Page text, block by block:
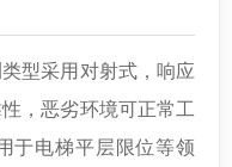
型采用对射式，响应
，恶劣环境可正常工
于电梯平层限位等领